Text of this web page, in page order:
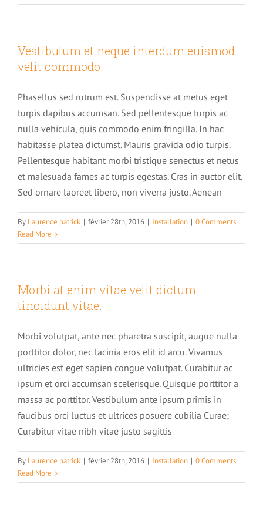
Comprendre l’hypnose
Les mythes autour de l’hypnose
Pourquoi essayer l’hypnose
Domaines d’application
Conférence découverte de l’hypnose et auto-hypnose
Contact
Charte de déontologie
Les témoignages
Arrêter de fumer
Perte de poids et hypnose
Troubles alimentaires et hypnose
Dépression et hypnose
Angoisses et hypnose
Stress et hypnose
Anxiété et hypnose
Peur et hypnose
Comprendre votre cerveau
Esprit conscient et inconscient
1 – Le cerveau
2 – Les niveaux de conscience
4 – Le processus décisionnel
5 – Savez-vous comment vous pensez ?
6 – Que s’est-il passé pendant que vous dormiez ?
LES FORMATIONS
Vestibulum et neque interdum euismod
velit commodo.
Phasellus sed rutrum est. Suspendisse at metus eget
turpis dapibus accumsan. Sed pellentesque turpis ac
nulla vehicula, quis commodo enim fringilla. In hac
habitasse platea dictumst. Mauris gravida odio turpis.
Pellentesque habitant morbi tristique senectus et netus
et malesuada fames ac turpis egestas. Cras in auctor elit.
Sed ornare laoreet libero, non viverra justo. Aenean
By Laurence patrick | février 28th, 2016 | Installation | 0 Comments
Read More
Morbi at enim vitae velit dictum
tincidunt vitae.
Morbi volutpat, ante nec pharetra suscipit, augue nulla
porttitor dolor, nec lacinia eros elit id arcu. Vivamus
ultricies est eget sapien congue volutpat. Curabitur ac
ipsum et orci accumsan scelerisque. Quisque porttitor a
massa ac porttitor. Vestibulum ante ipsum primis in
faucibus orci luctus et ultrices posuere cubilia Curae;
Curabitur vitae nibh vitae justo sagittis
By Laurence patrick | février 28th, 2016 | Installation | 0 Comments
Read More